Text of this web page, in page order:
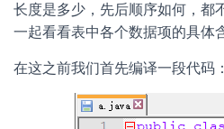
长度是多少，先后顺序如何，都
一起看看表中各个数据项的具体
在这之前我们首先编译一段代码：